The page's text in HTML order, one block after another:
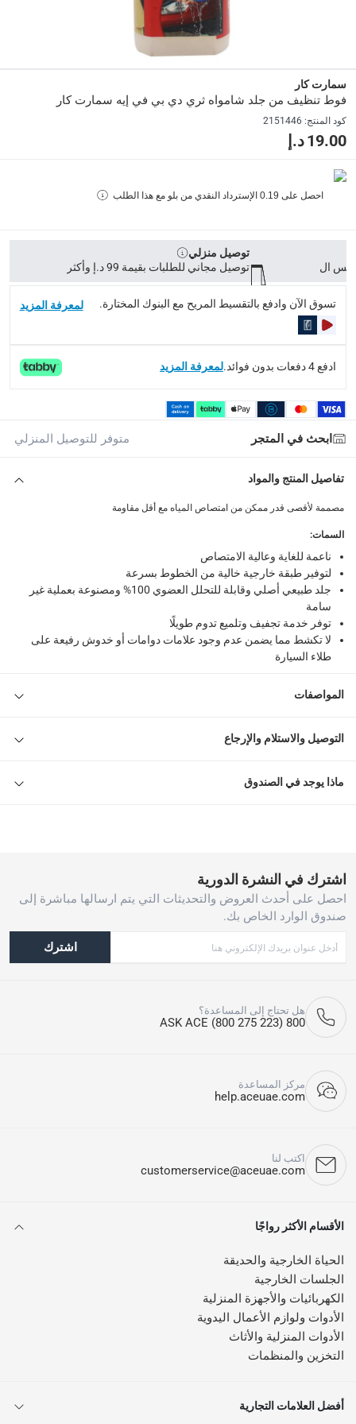
delivery method
التوصيل المُتَتَبَّع: خلال 1 إلى 5 أيام عمل توصيل مجاني للطلبات
delivery times
توصيل المنتجات مباشرة من المورّد: خلال 2 إلى 4 أيام عمل
الاستلام من المتجر عبر خدمة “انقر واستلم” لمنتجات
returns
إمكانية إرجاع المنتجات المؤهلة مجاناً خلال 30 يوماً.
What's in the Box
1 فوط تنظيف من جلد شامواه ثري دي بي في إيه سمارت كار
سمارت كار
فوط تنظيف من جلد شامواه ثري دي بي في إيه سمارت كار
كود المنتج:
2151446
19.00 د.إ
احصل على 0.19 الإسترداد النقدي من بلو مع هذا الطلب
توصيل منزلي
توصيل مجاني للطلبات بقيمة 99 د.إ وأكثر
تسوق الآن وادفع بالتقسيط المريح مع البنوك المختارة. لمعرفة المزيد
ادفع 4 دفعات بدون فوائد. لمعرفة المزيد
ابحث في المتجر متوفر للتوصيل المنزلي
تفاصيل المنتج والمواد
مصممة لأقصى قدر ممكن من امتصاص المياه مع أقل مقاومة
السمات:
ناعمة للغاية وعالية الامتصاص
لتوفير طبقة خارجية خالية من الخطوط بسرعة
جلد طبيعي أصلي وقابلة للتحلل العضوي 100% ومصنوعة بعملية غير
سامة
توفر خدمة تجفيف وتلميع تدوم طويلًا
لا تكشط مما يضمن عدم وجود علامات دوامات أو خدوش رفيعة على
طلاء السيارة
المواصفات
التوصيل والاستلام والإرجاع
ماذا يوجد في الصندوق
اشترك في النشرة الدورية
احصل على أحدث العروض والتحديثات التي يتم ارسالها مباشرة إلى
صندوق الوارد الخاص بك.
اشترك
هل تحتاج إلى المساعدة؟
800 ASK ACE (800 275 223)
مركز المساعدة
help.aceuae.com
اكتب لنا
customerservice@aceuae.com
الأقسام الأكثر رواجًا
الحياة الخارجية والحديقة
الجلسات الخارجية
الكهربائيات والأجهزة المنزلية
الأدوات ولوازم الأعمال اليدوية
الأدوات المنزلية والأثاث
التخزين والمنظمات
أفضل العلامات التجارية